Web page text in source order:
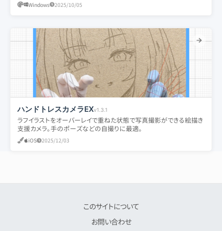
Windows 2025/10/05
ハンドトレスカメラEXv1.3.1
ラフイラストをオーバーレイで重ねた状態で写真撮影ができる絵描き
支援カメラ。手のポーズなどの自撮りに最適。
iOS 2025/12/03
このサイトについて
お問い合わせ